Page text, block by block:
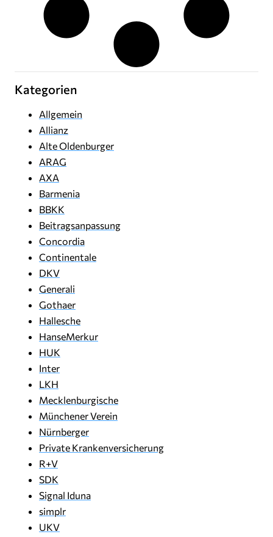
Kategorien
Allgemein
Allianz
Alte Oldenburger
ARAG
AXA
Barmenia
BBKK
Beitragsanpassung
Concordia
Continentale
DKV
Generali
Gothaer
Hallesche
HanseMerkur
HUK
Inter
LKH
Mecklenburgische
Münchener Verein
Nürnberger
Private Krankenversicherung
R+V
SDK
Signal Iduna
simplr
UKV